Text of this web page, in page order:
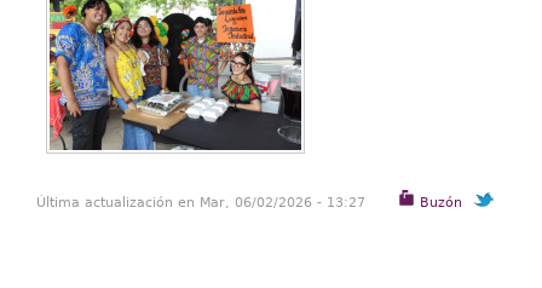
Buzón
Última actualización en Mar, 06/02/2026 - 13:27